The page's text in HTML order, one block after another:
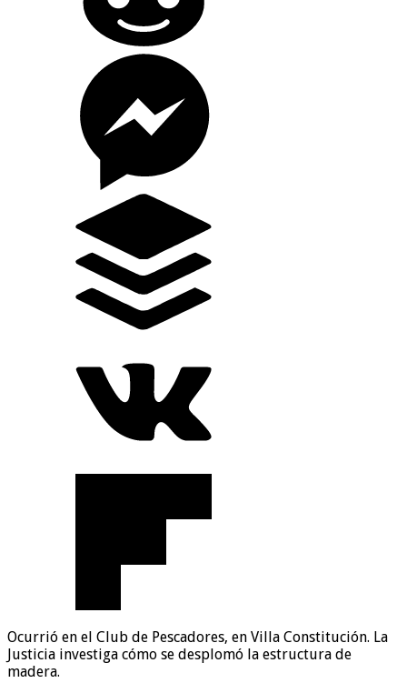
Ocurrió en el Club de Pescadores, en Villa Constitución. La
Justicia investiga cómo se desplomó la estructura de
madera.